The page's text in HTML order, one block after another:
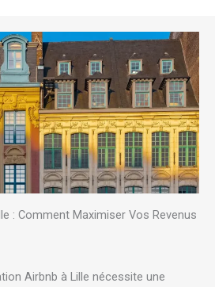
: Comment Maximiser Vos Revenus
Airbnb à Lille nécessite une